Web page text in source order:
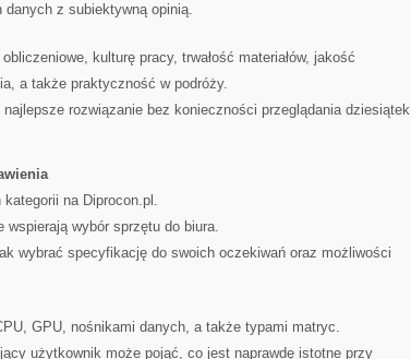
z subiektywną opinią.
kulturę pracy, trwałość materiałów, jakość
a także praktyczność w podróży.
rozwiązanie bez konieczności przeglądania dziesiątek
kategorii na Diprocon.pl.
wspierają wybór sprzętu do biura.
wybrać specyfikację do swoich oczekiwań oraz możliwości
GPU, nośnikami danych, a także typami matryc.
użytkownik może pojąć, co jest naprawdę istotne przy